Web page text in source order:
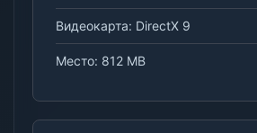
Видеокарта: DirectX 9
Место: 812 MB